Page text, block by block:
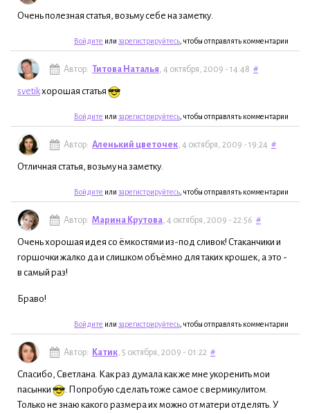
Очень полезная статья, возьму себе на заметку.
Войдите или зарегистрируйтесь , чтобы отправлять комментарии
Автор: Титова Наталья, 4 октября, 2009 - 14:48 #
svetikхорошая статья
Войдите или зарегистрируйтесь , чтобы отправлять комментарии
Автор: Аленький цветочек, 4 октября, 2009 - 19:24 #
Отличная статья, возьму на заметку.
Войдите или зарегистрируйтесь , чтобы отправлять комментарии
Автор: Марина Крутова, 4 октября, 2009 - 22:56 #
Очень хорошая идея со ёмкостями из-под сливок! Стаканчики и
горшочки жалко да и слишком объёмно для таких крошек, а это -
в самый раз!
Браво!
Войдите или зарегистрируйтесь , чтобы отправлять комментарии
Автор: Катик, 5 октября, 2009 - 01:22 #
Спасибо, Светлана. Как раз думала как же мне укоренить мои
пасынки
. Попробую сделать тоже самое с вермикулитом.
Только не знаю какого размера их можно от матери отделять. У